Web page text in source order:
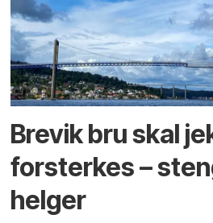
Brevik bru skal
forsterkes –
helger